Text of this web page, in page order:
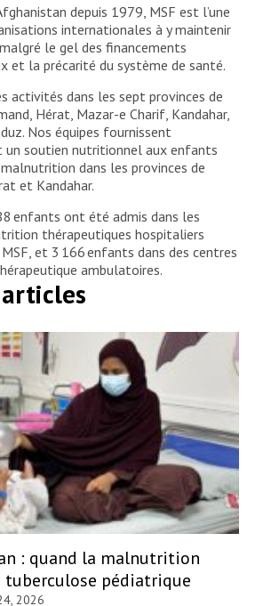
depuis 1979, MSF est l’une
internationales à y maintenir
le gel des financements
et la précarité du système de santé.
activités dans les sept provinces de
Hérat, Mazar-e Charif, Kandahar,
Nos équipes fournissent
soutien nutritionnel aux enfants
dans les provinces de
et Kandahar.
enfants ont été admis dans les
thérapeutiques hospitaliers
et 3 166 enfants dans des centres
ambulatoires.
: quand la malnutrition
tuberculose pédiatrique
2026